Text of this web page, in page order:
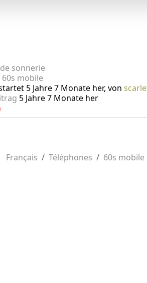
sonnerie
60s mobile
5 Jahre 7 Monate her, von
5 Jahre 7 Monate her
Français Téléphones
60s mobile